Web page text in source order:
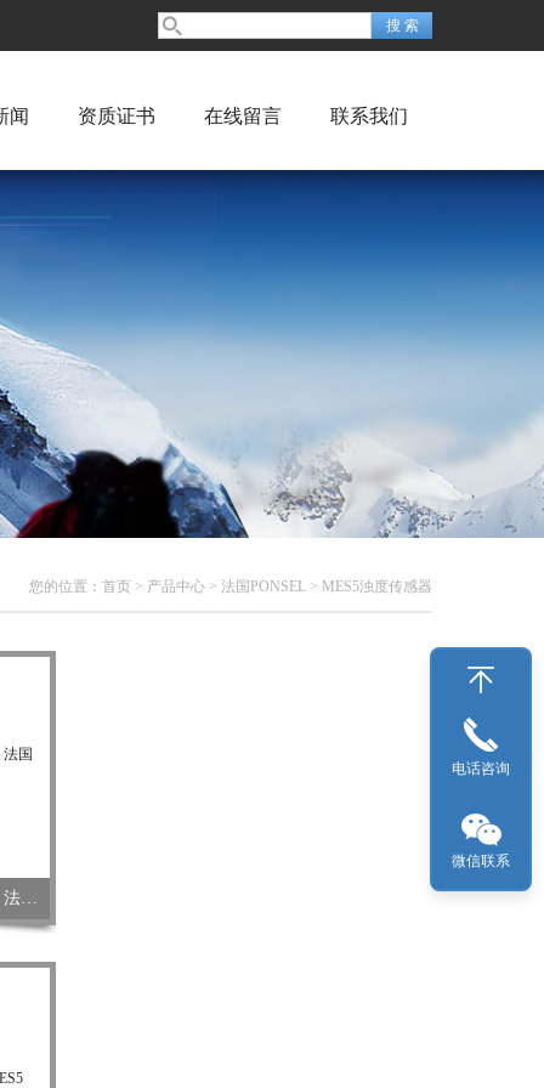
闻 资质证书 在线留言 联系我们
您的位置： 首页 > 产品中心 > 法国PONSEL > MES5浊度传感器
进口在线浊度传感器MES5 品牌：法国PONSEL
电话咨询
微信联系